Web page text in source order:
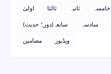
اولیٰ
ثالثا ثانیہ خامسہ
سابعہ(دورہٌ حدیث)
سادسہ
مضامین
ویڈیوز